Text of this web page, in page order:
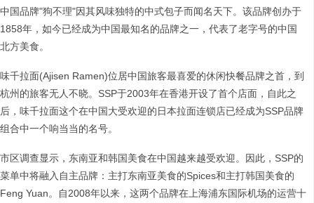
中国品牌"狗不理"因其风味独特的中式包子而闻名天下。该品牌创办于
1858年，如今已经成为中国最知名的品牌之一，代表了老字号的中国
北方美食。
味千拉面(Ajisen Ramen)位居中国旅客最喜爱的休闲快餐品牌之首，到
杭州的旅客无人不晓。SSP于2003年在香港开设了首个店面，自此之
后，味千拉面这个在中国大受欢迎的日本拉面连锁店已经成为SSP品牌
组合中一个响当当的名号。
市区调查显示，东南亚和韩国美食在中国越来越受欢迎。因此，SSP的
菜单中将融入自主品牌：主打东南亚美食的Spices和主打韩国美食的
Feng Yuan。自2008年以来，这两个品牌在上海浦东国际机场的运营十